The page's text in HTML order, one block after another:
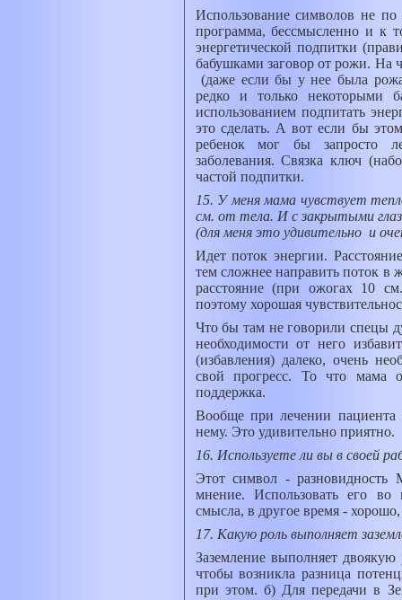
Использование символов не
программа, бессмысленно и к
энергетической подпитки
бабушками заговор от рожи. На
(даже если бы у нее была
редко и только некоторыми
использованием подпитать
это сделать. А вот если бы
ребенок мог бы запросто
заболевания. Связка ключ
частой подпитки.
15. У меня мама чувствует
см. от тела. И с закрытыми
(для меня это удивительно и
Идет поток энергии.
тем сложнее направить поток в
расстояние (при ожогах 10
поэтому хорошая
Что бы там не говорили спецы
необходимости от него
(избавления) далеко, очень
свой прогресс. То что мама
поддержка.
Вообще при лечении пациента
нему. Это удивительно приятно.
16. Используете ли вы в своей
Этот символ -
мнение. Использовать его во
смысла, в другое время -
17. Какую роль выполняет
Заземление выполняет
чтобы возникла разница
при этом. б) Для передачи в